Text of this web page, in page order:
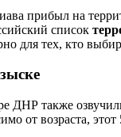
прибыл на
список
для тех, кто
ДНР также
от возраста,